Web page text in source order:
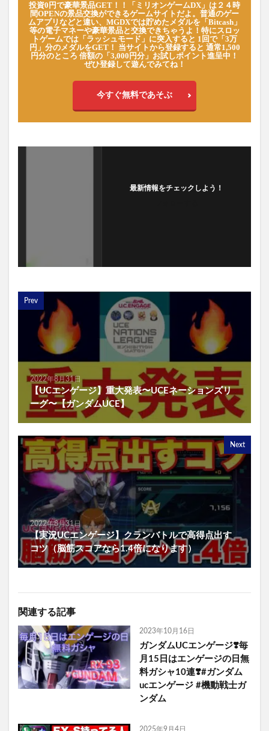
投資0円で豪華景品GET！！「ミリオンゲームDX」は２４時
間OPENの景品交換ができるゲームサイトだよ。普通のゲー
ムアプリなどと違い、MGDXでは貯めたメダルを「Bitcash」
等の電子マネーや豪華景品と交換できちゃうよ！特にスロッ
トゲームでは「ラッシュモード」に突入すると 1回で「3万
円」分のメダルをGET！ 当サイトから登録すると 通常1,500
円分のところ 倍額の「3,000円分」お試しポイント進呈中！
ぜひ登録して遊んでみてね！
今すぐ無料であそぶ
最新情報をチェックしよう！
Prev
2022年8月31日
【UCエンゲージ】重大発表〜UCEネーションズリ
ーグ〜【ガンダムUCE】
Next
2022年8月31日
【実況UCエンゲージ】クランバトルで高得点出す
コツ（脳筋スコアなら1.4倍になります）
関連する記事
2023年10月16日
ガンダムUCエンゲージ❣️毎
月15日はエンゲージの日無
料ガシャ10連❣️#ガンダム
ucエンゲージ #機動戦士ガ
ンダム
2025年9月4日